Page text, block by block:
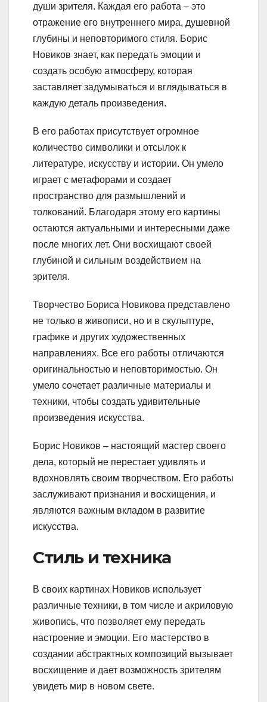
души зрителя. Каждая его работа – это
отражение его внутреннего мира, душевной
глубины и неповторимого стиля. Борис
Новиков знает, как передать эмоции и
создать особую атмосферу, которая
заставляет задумываться и вглядываться в
каждую деталь произведения.
В его работах присутствует огромное
количество символики и отсылок к
литературе, искусству и истории. Он умело
играет с метафорами и создает
пространство для размышлений и
толкований. Благодаря этому его картины
остаются актуальными и интересными даже
после многих лет. Они восхищают своей
глубиной и сильным воздействием на
зрителя.
Творчество Бориса Новикова представлено
не только в живописи, но и в скульптуре,
графике и других художественных
направлениях. Все его работы отличаются
оригинальностью и неповторимостью. Он
умело сочетает различные материалы и
техники, чтобы создать удивительные
произведения искусства.
Борис Новиков – настоящий мастер своего
дела, который не перестает удивлять и
вдохновлять своим творчеством. Его работы
заслуживают признания и восхищения, и
являются важным вкладом в развитие
искусства.
Стиль и техника
В своих картинах Новиков использует
различные техники, в том числе и акриловую
живопись, что позволяет ему передать
настроение и эмоции. Его мастерство в
создании абстрактных композиций вызывает
восхищение и дает возможность зрителям
увидеть мир в новом свете.